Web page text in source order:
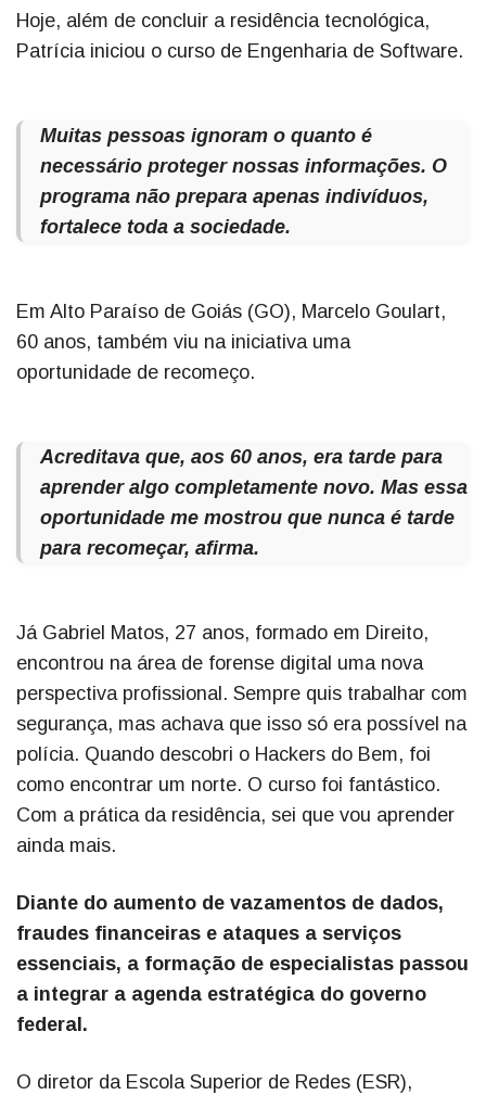
Hoje, além de concluir a residência tecnológica,
Patrícia iniciou o curso de Engenharia de Software.
Muitas pessoas ignoram o quanto é
necessário proteger nossas informações. O
programa não prepara apenas indivíduos,
fortalece toda a sociedade.
Em Alto Paraíso de Goiás (GO), Marcelo Goulart,
60 anos, também viu na iniciativa uma
oportunidade de recomeço.
Acreditava que, aos 60 anos, era tarde para
aprender algo completamente novo. Mas essa
oportunidade me mostrou que nunca é tarde
para recomeçar, afirma.
Já Gabriel Matos, 27 anos, formado em Direito,
encontrou na área de forense digital uma nova
perspectiva profissional. Sempre quis trabalhar com
segurança, mas achava que isso só era possível na
polícia. Quando descobri o Hackers do Bem, foi
como encontrar um norte. O curso foi fantástico.
Com a prática da residência, sei que vou aprender
ainda mais.
Diante do aumento de vazamentos de dados,
fraudes financeiras e ataques a serviços
essenciais, a formação de especialistas passou
a integrar a agenda estratégica do governo
federal.
O diretor da Escola Superior de Redes (ESR),